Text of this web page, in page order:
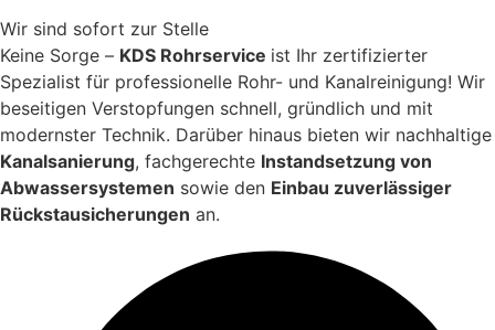
Wir sind sofort zur Stelle
Keine Sorge – KDS Rohrservice ist Ihr zertifizierter
Spezialist für professionelle Rohr- und Kanalreinigung! Wir
beseitigen Verstopfungen schnell, gründlich und mit
modernster Technik. Darüber hinaus bieten wir nachhaltige
Kanalsanierung, fachgerechte Instandsetzung von
Abwassersystemen sowie den Einbau zuverlässiger
Rückstausicherungen an.